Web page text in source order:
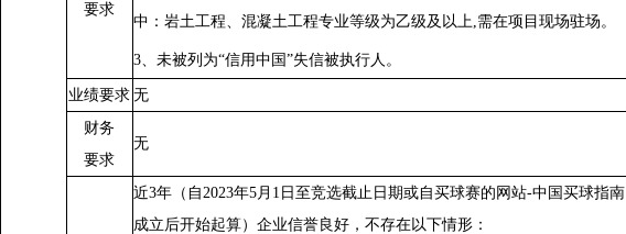
要求
中：岩土工程、混凝土工程专业等级为乙级及以上,需在项目现场驻场。
3、未被列为“信用中国”失信被执行人。
业绩要求 无
财务
要求
无
近3年（自2023年5月 1日至竞选截止日期或自买球赛的网站-中国买球指南
成立后开始起算）企业信誉良好，不存在以下情形：